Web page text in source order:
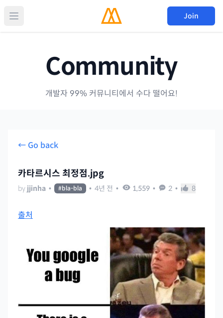
Join
Community
개발자 99% 커뮤니티에서 수다 떨어요!
← Go back
카타르시스 최정점.jpg
by jjinha • #bla-bla • 4년 전 • 1,559 • 2 • 8
출처